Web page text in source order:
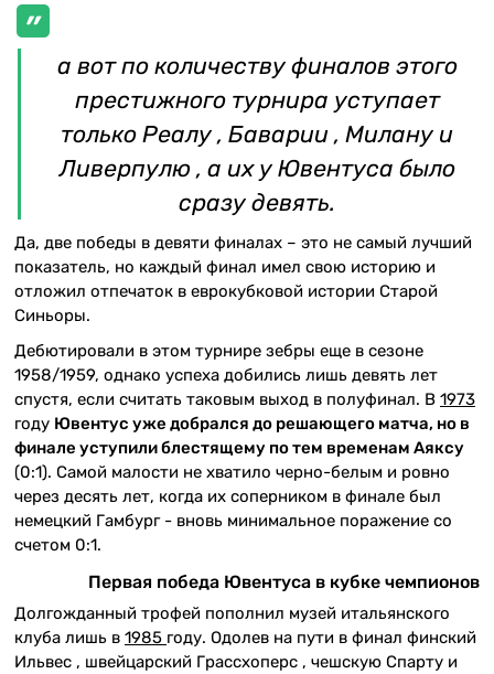
а вот по количеству финалов этого
престижного турнира уступает
только Реалу , Баварии , Милану и
Ливерпулю , а их у Ювентуса было
сразу девять.
Да, две победы в девяти финалах – это не самый лучший
показатель, но каждый финал имел свою историю и
отложил отпечаток в еврокубковой истории Старой
Синьоры.
Дебютировали в этом турнире зебры еще в сезоне
1958/1959, однако успеха добились лишь девять лет
спустя, если считать таковым выход в полуфинал. В 1973
году Ювентус уже добрался до решающего матча, но в
финале уступили блестящему по тем временам Аяксу
(0:1). Самой малости не хватило черно-белым и ровно
через десять лет, когда их соперником в финале был
немецкий Гамбург - вновь минимальное поражение со
счетом 0:1.
Первая победа Ювентуса в кубке чемпионов
Долгожданный трофей пополнил музей итальянского
клуба лишь в 1985 году. Одолев на пути в финал финский
Ильвес , швейцарский Грассхоперс , чешскую Спарту и